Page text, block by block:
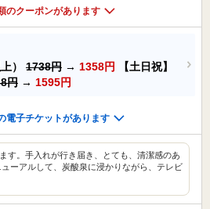
のクーポンがあります
） 1738円 → 1358円
【土日祝】
円 → 1595円
電子チケットがあります
す。手入れが行き届き、とても、清潔感のあ
ーアルして、炭酸泉に浸かりながら、テレビ